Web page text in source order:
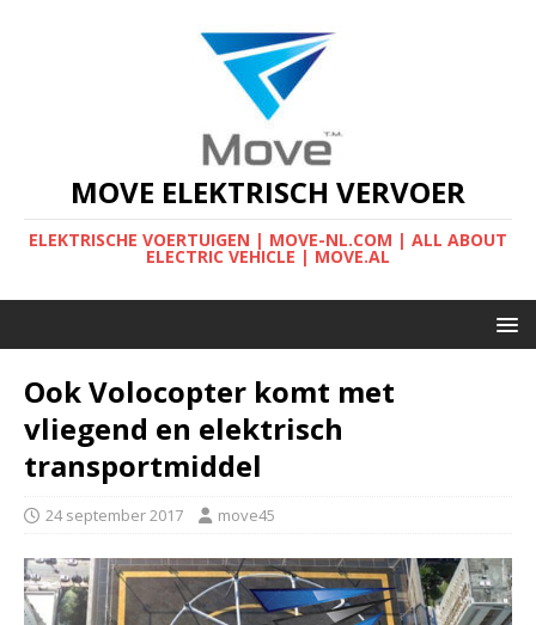
MOVE ELEKTRISCH VERVOER
ELEKTRISCHE VOERTUIGEN | MOVE-NL.COM | ALL ABOUT
ELECTRIC VEHICLE | MOVE.AL
Ook Volocopter komt met
vliegend en elektrisch
transportmiddel
24 september 2017 move45